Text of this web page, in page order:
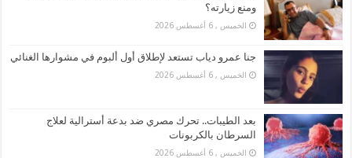
ومنع زيارته؟
الخميس , 6 أغسطس 2026
جنا عمرو دياب تستعد لإطلاق أول ألبوم في مشوارها الغنائي
الخميس , 6 أغسطس 2026
بعد الطيبات.. تحرك مصري ضد بدعة أسترالية لعلاج
السرطان بالكربونات
الخميس , 6 أغسطس 2026